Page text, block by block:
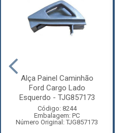
Alça Painel Caminhão
Ford Cargo Lado
Esquerdo - TJG857173
Código: 8244
Embalagem: PC
Número Original: TJG857173